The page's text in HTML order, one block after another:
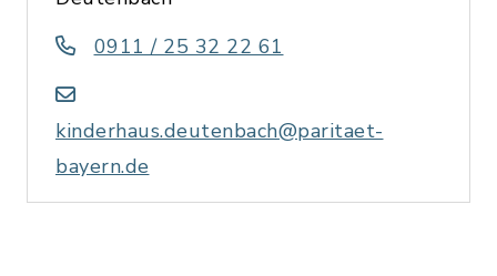
0911 / 25 32 22 61
kinderhaus.deutenbach@paritaet-
bayern.de